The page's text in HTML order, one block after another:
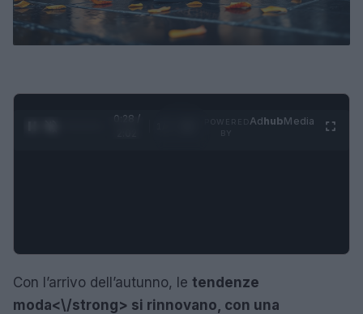
0:29 /
AdhubMedia
Con l’arrivo dell’autunno, le tendenze
moda<\/strong> si rinnovano, con una